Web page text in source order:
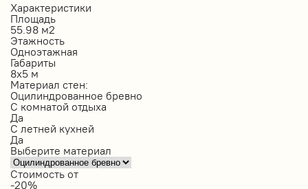
Характеристики
Площадь
55.98 м2
Этажность
Одноэтажная
Габариты
8х5 м
Материал стен:
Оцилиндрованное бревно
С комнатой отдыха
Да
С летней кухней
Да
Выберите материал
Стоимость от
-20%